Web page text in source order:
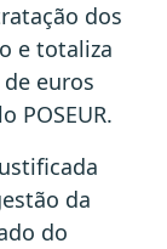
dos
e totaliza
euros
POSEUR.
da
do